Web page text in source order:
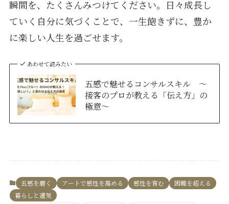
瞬間を、たくさんみつけてください。日々成長し
ていく自分に気づくことで、一生飽きずに、豊か
に楽しい人生を過ごせます。
あわせて読みたい
五感で魅せるコンサルスキル ～
接客のプロが教える「伝え方」の
極意～
五感を磨く アートで感性を高める 感性を育む
困難を超える
暮らしと運気